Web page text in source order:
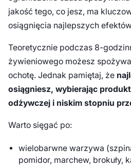
jakość tego, co jesz, ma
osiągnięcia najlepszych
Teoretycznie podczas 8-
żywieniowego możesz
ochotę. Jednak pamiętaj, że
osiągniesz, wybierając
odżywczej i niskim stopniu
Warto sięgać po:
wielobarwne warzywa
pomidor, marchew, brokuły,